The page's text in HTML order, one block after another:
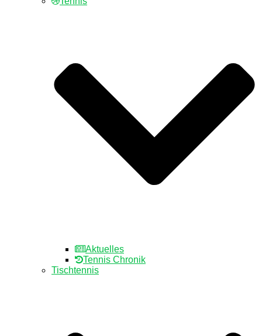
Aktuelles
Tennis Chronik
Tischtennis